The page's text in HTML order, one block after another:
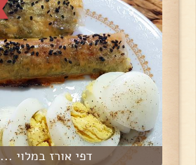
דפי אורז במלוי ...